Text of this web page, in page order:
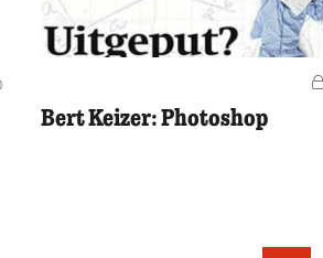
Voor leden
Bert Keizer: Photoshop